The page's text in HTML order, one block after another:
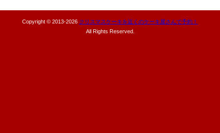
Copyright © 2013-2026 クリスマスケーキを近くのケーキ屋さんで予約！
All Rights Reserved.